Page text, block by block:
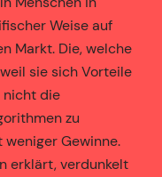
Weise auf
Markt. Die, welche
sie sich Vorteile
nicht die
zu
Gewinne.
erklärt, verdunkelt